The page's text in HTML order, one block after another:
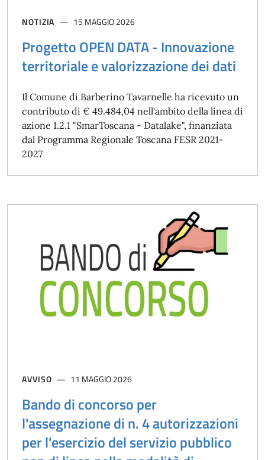
NOTIZIA 15 MAGGIO 2026
Progetto OPEN DATA - Innovazione
territoriale e valorizzazione dei dati
Il Comune di Barberino Tavarnelle ha ricevuto un
contributo di € 49.484,04 nell'ambito della linea di
azione 1.2.1 "SmarToscana - Datalake", finanziata
dal Programma Regionale Toscana FESR 2021-
2027
AVVISO 11 MAGGIO 2026
Bando di concorso per
l'assegnazione di n. 4 autorizzazioni
per l'esercizio del servizio pubblico